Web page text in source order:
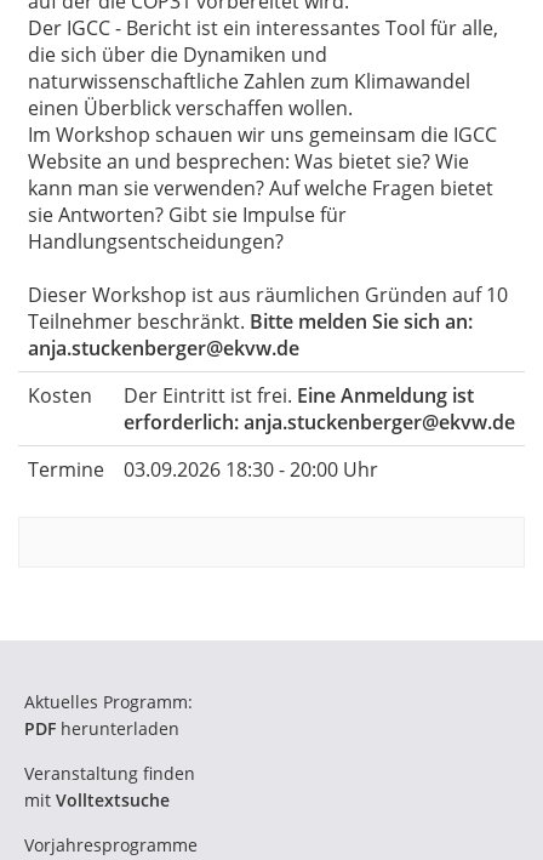
Der IGCC - Bericht ist ein interessantes Tool für alle,
die sich über die Dynamiken und
naturwissenschaftliche Zahlen zum Klimawandel
einen Überblick verschaffen wollen.
Im Workshop schauen wir uns gemeinsam die IGCC
Website an und besprechen: Was bietet sie? Wie
kann man sie verwenden? Auf welche Fragen bietet
sie Antworten? Gibt sie Impulse für
Handlungsentscheidungen?
Dieser Workshop ist aus räumlichen Gründen auf 10
Teilnehmer beschränkt. Bitte melden Sie sich an:
anja.stuckenberger@ekvw.de
Kosten
Der Eintritt ist frei. Eine Anmeldung ist
erforderlich: anja.stuckenberger@ekvw.de
Termine
03.09.2026 18:30 - 20:00 Uhr
Aktuelles Programm:
PDF herunterladen
Veranstaltung finden
mit Volltextsuche
Vorjahresprogramme